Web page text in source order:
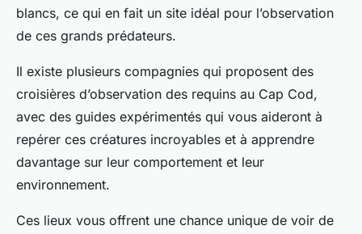
blancs, ce qui en fait un site idéal pour l’observation
de ces grands prédateurs.
Il existe plusieurs compagnies qui proposent des
croisières d’observation des requins au Cap Cod,
avec des guides expérimentés qui vous aideront à
repérer ces créatures incroyables et à apprendre
davantage sur leur comportement et leur
environnement.
Ces lieux vous offrent une chance unique de voir de